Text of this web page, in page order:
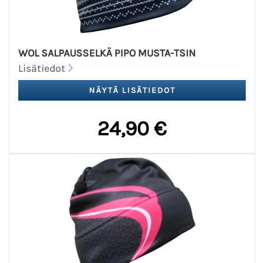
WOL SALPAUSSELKÄ PIPO MUSTA-TSIN
Lisätiedot
24,90 €